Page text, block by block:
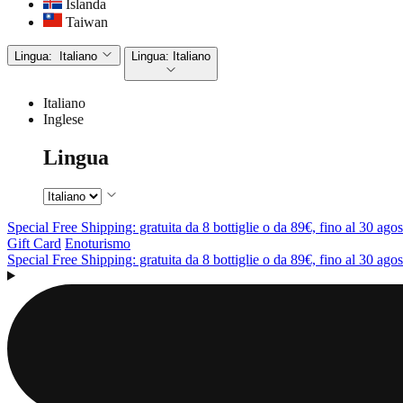
Islanda
Taiwan
Lingua: Italiano Lingua: Italiano
Italiano
Inglese
Lingua
Special Free Shipping: gratuita da 8 bottiglie o da 89€, fino al 30
Gift Card Enoturismo
Special Free Shipping: gratuita da 8 bottiglie o da 89€, fino al 30